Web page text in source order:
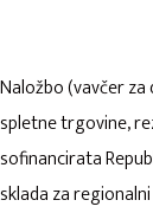
Naložbo (vavčer
spletne trgovine,
sofinancirata
sklada za